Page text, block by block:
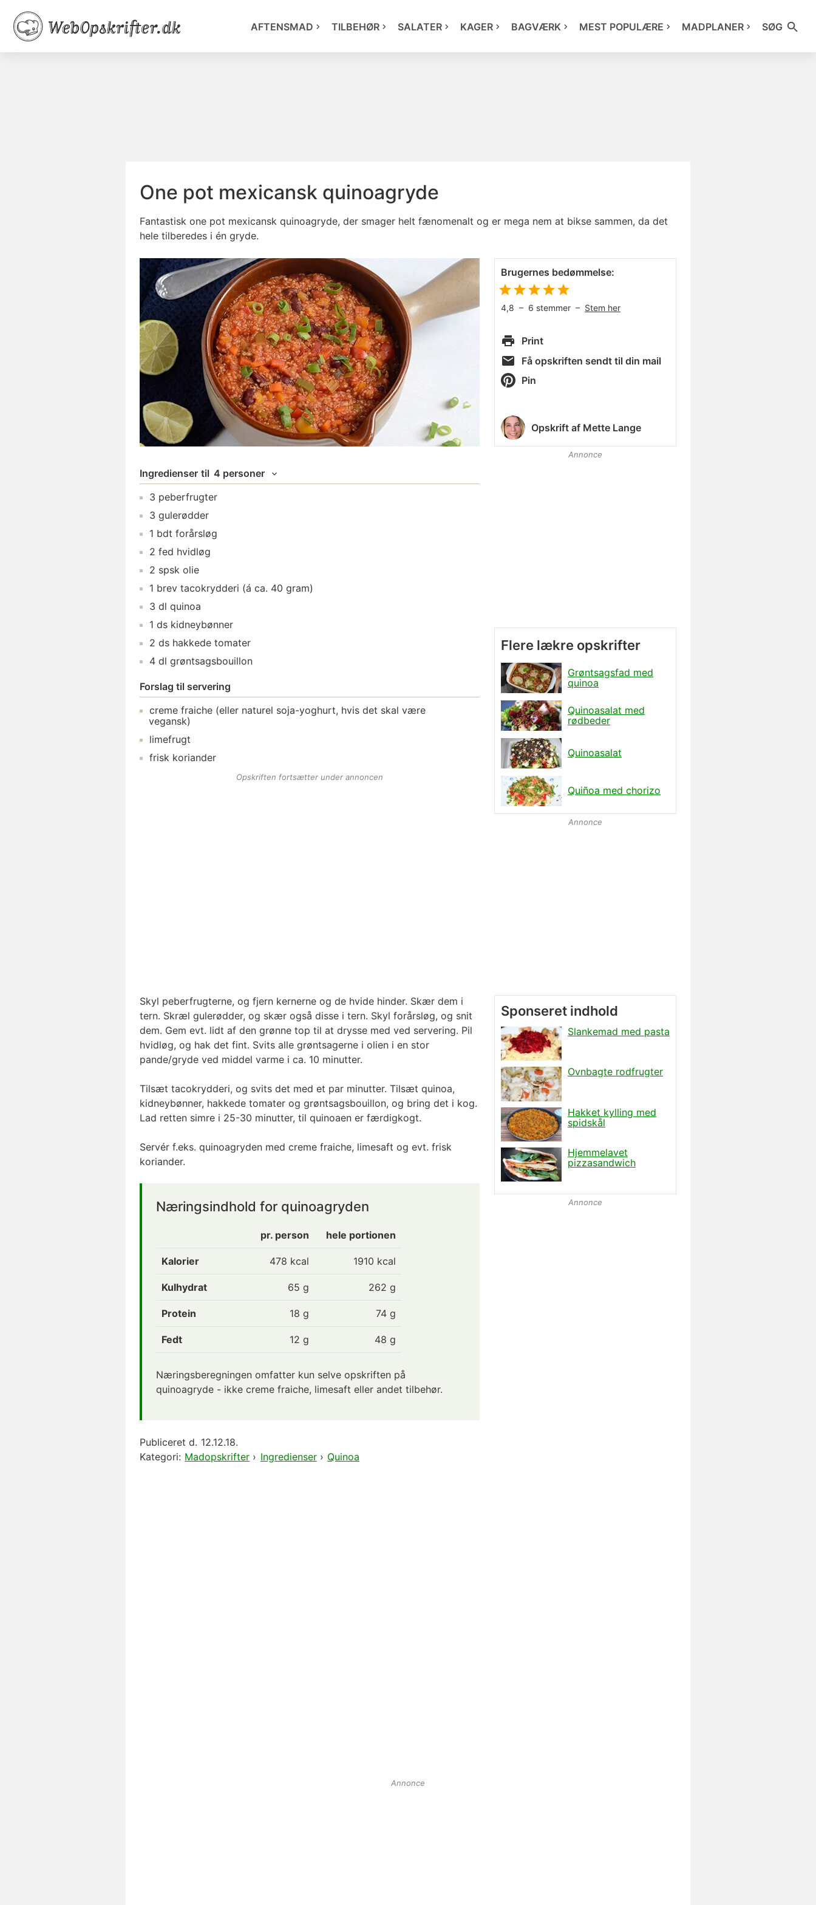
AFTENSMAD TILBEHØR SALATER KAGER BAGVÆRK MEST POPULÆRE MADPLANER SØG
One pot mexicansk quinoagryde
Fantastisk one pot mexicansk quinoagryde, der smager helt fænomenalt og er mega nem at bikse sammen, da det
hele tilberedes i én gryde.
Ingredienser til 4 personer
3 peberfrugter
3 gulerødder
1 bdt forårsløg
2 fed hvidløg
2 spsk olie
1 brev tacokrydderi (á ca. 40 gram)
3 dl quinoa
1 ds kidneybønner
2 ds hakkede tomater
4 dl grøntsagsbouillon
Forslag til servering
creme fraiche (eller naturel soja-yoghurt, hvis det skal være
vegansk)
limefrugt
frisk koriander
Opskriften fortsætter under annoncen
Skyl peberfrugterne, og fjern kernerne og de hvide hinder. Skær dem i
tern. Skræl gulerødder, og skær også disse i tern. Skyl forårsløg, og snit
dem. Gem evt. lidt af den grønne top til at drysse med ved servering. Pil
hvidløg, og hak det fint. Svits alle grøntsagerne i olien i en stor
pande/gryde ved middel varme i ca. 10 minutter.
Tilsæt tacokrydderi, og svits det med et par minutter. Tilsæt quinoa,
kidneybønner, hakkede tomater og grøntsagsbouillon, og bring det i kog.
Lad retten simre i 25-30 minutter, til quinoaen er færdigkogt.
Servér f.eks. quinoagryden med creme fraiche, limesaft og evt. frisk
koriander.
Næringsindhold for quinoagryden
pr. person hele portionen
Kalorier 478 kcal 1910 kcal
Kulhydrat 65 g 262 g
Protein 18 g 74 g
Fedt 12 g 48 g
Næringsberegningen omfatter kun selve opskriften på
quinoagryde - ikke creme fraiche, limesaft eller andet tilbehør.
Publiceret d. 12.12.18.
Kategori: Madopskrifter › Ingredienser› Quinoa
Brugernes bedømmelse:
4,8 – 6 stemmer – Stem her
Print
Få opskriften sendt til din mail
Pin
Opskrift af Mette Lange
Annonce
Flere lækre opskrifter
Grøntsagsfad med
quinoa
Quinoasalat med
rødbeder
Quinoasalat
Quiñoa med chorizo
Annonce
Annonce
Annonce